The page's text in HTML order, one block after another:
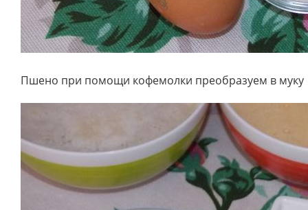
Пшено при помощи кофемолки преобразуем в муку